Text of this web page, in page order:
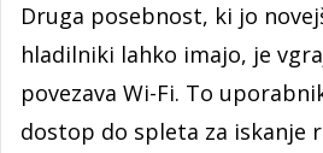
Druga posebnost, ki jo
hladilniki lahko imajo, je
povezava Wi-Fi. To
dostop do spleta za iskanje